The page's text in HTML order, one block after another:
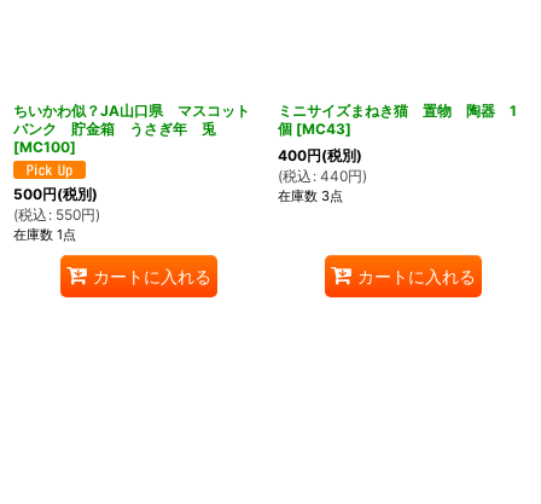
ちいかわ似？JA山口県 マスコット
バンク 貯金箱 うさぎ年 兎
[MC100]
500円(税別)
(税込 : 550円)
在庫数 1点
カートに入れる
ミニサイズまねき猫 置物 陶器 1
個 [MC43]
400円(税別)
(税込 : 440円)
在庫数 3点
カートに入れる